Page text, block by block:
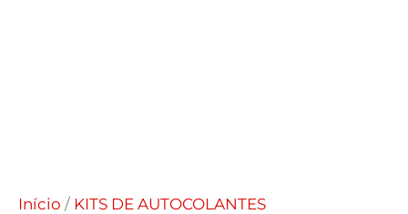
Início / KITS DE AUTOCOLANTES